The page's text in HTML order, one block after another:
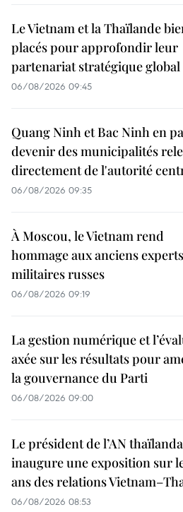
Le Vietnam et la Thaïlande
placés pour approfondir leur
partenariat stratégique global
06/08/2026 09:45
Quang Ninh et Bac Ninh en
devenir des municipalités
directement de l'autorité
06/08/2026 09:35
À Moscou, le Vietnam rend
hommage aux anciens experts
militaires russes
06/08/2026 09:19
La gestion numérique et
axée sur les résultats pour
la gouvernance du Parti
06/08/2026 09:00
Le président de l’AN
inaugure une exposition sur
ans des relations
06/08/2026 08:53